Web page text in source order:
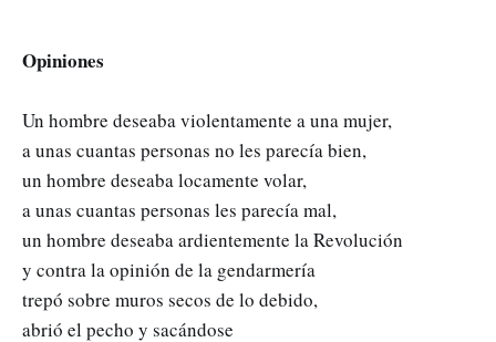
Opiniones
Un hombre deseaba violentamente a una mujer,
a unas cuantas personas no les parecía bien,
un hombre deseaba locamente volar,
a unas cuantas personas les parecía mal,
un hombre deseaba ardientemente la Revolución
y contra la opinión de la gendarmería
trepó sobre muros secos de lo debido,
abrió el pecho y sacándose